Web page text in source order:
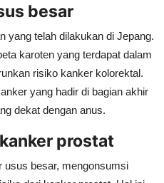
besar
yang telah dilakukan di Jepang.
karoten yang terdapat dalam
risiko kanker kolorektal.
yang hadir di bagian akhir
dekat dengan anus.
prostat
usus besar, mengonsumsi